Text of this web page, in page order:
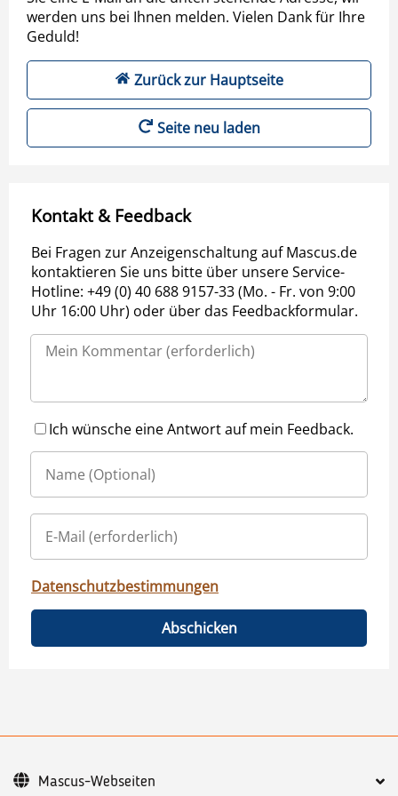
werden uns bei Ihnen melden. Vielen Dank für Ihre
Geduld!
Zurück zur Hauptseite
Seite neu laden
Kontakt & Feedback
Bei Fragen zur Anzeigenschaltung auf Mascus.de
kontaktieren Sie uns bitte über unsere Service-
Hotline: +49 (0) 40 688 9157-33 (Mo. - Fr. von 9:00
Uhr 16:00 Uhr) oder über das Feedbackformular.
Ich wünsche eine Antwort auf mein Feedback.
Datenschutzbestimmungen
Abschicken
Mascus-Webseiten